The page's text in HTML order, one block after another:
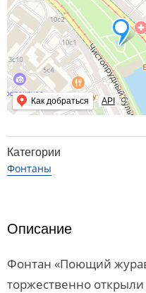
Как добраться API
Категории
Фонтаны
Описание
Фонтан «Поющий
торжественно